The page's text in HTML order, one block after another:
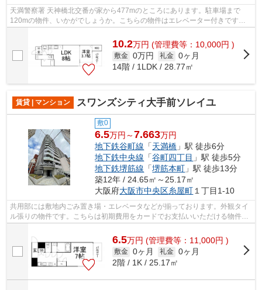
天満警察署 天神橋北交番が家から477mのところにあります。駐車場まで
120mの物件、いかがでしょうか。こちらの物件はエレベーター付きです。
10.2万円 (管理費等：10,000円 )
敷金 0万円 礼金 0ヶ月
14階 / 1LDK / 28.77㎡
賃貸 | マンション スワンズシティ大手前ソレイユ
敷0
6.5万円～7.663万円
地下鉄谷町線 「天満橋 」駅 徒歩6分
地下鉄中央線 「谷町四丁目 」駅 徒歩5分
地下鉄堺筋線 「堺筋本町 」駅 徒歩13分
築12年 / 24.65㎡～25.17㎡
大阪府大阪市中央区糸屋町 １丁目1-10
共用部には敷地内ごみ置き場・エレベータなどが揃っております。外観タイ
ル張りの物件です。こちらは初期費用をカードでお支払いいただける物件で
す。造りとデザインに関して、自信を...
6.5万円 (管理費等：11,000円 )
敷金 0ヶ月 礼金 0ヶ月
2階 / 1K / 25.17㎡